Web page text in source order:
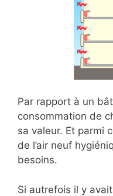
Par rapport à un
consommation de
sa valeur. Et parmi
de l’air neuf
besoins.
Si autrefois il y